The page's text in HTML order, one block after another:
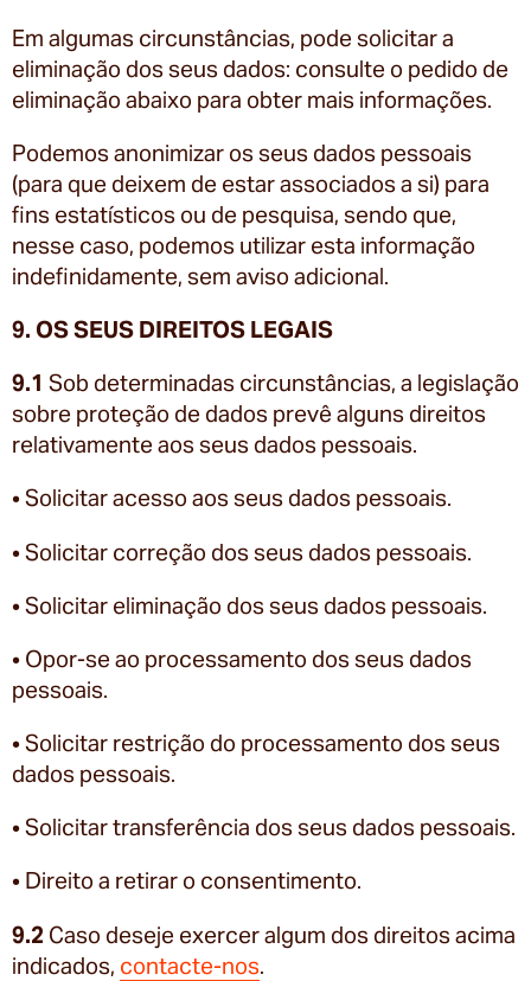
Em algumas circunstâncias, pode solicitar a
eliminação dos seus dados: consulte o pedido de
eliminação abaixo para obter mais informações.
Podemos anonimizar os seus dados pessoais
(para que deixem de estar associados a si) para
fins estatísticos ou de pesquisa, sendo que,
nesse caso, podemos utilizar esta informação
indefinidamente, sem aviso adicional.
9. OS SEUS DIREITOS LEGAIS
9.1 Sob determinadas circunstâncias, a legislação
sobre proteção de dados prevê alguns direitos
relativamente aos seus dados pessoais.
• Solicitar acesso aos seus dados pessoais.
• Solicitar correção dos seus dados pessoais.
• Solicitar eliminação dos seus dados pessoais.
• Opor-se ao processamento dos seus dados
pessoais.
• Solicitar restrição do processamento dos seus
dados pessoais.
• Solicitar transferência dos seus dados pessoais.
• Direito a retirar o consentimento.
9.2 Caso deseje exercer algum dos direitos acima
indicados, contacte-nos.